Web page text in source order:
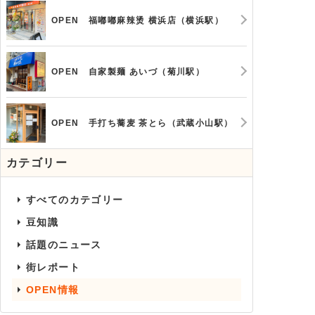
OPEN 福嘟嘟麻辣烫 横浜店（横浜駅）
OPEN 自家製麺 あいづ（菊川駅）
OPEN 手打ち蕎麦 茶とら（武蔵小山駅）
カテゴリー
すべてのカテゴリー
豆知識
話題のニュース
街レポート
OPEN情報